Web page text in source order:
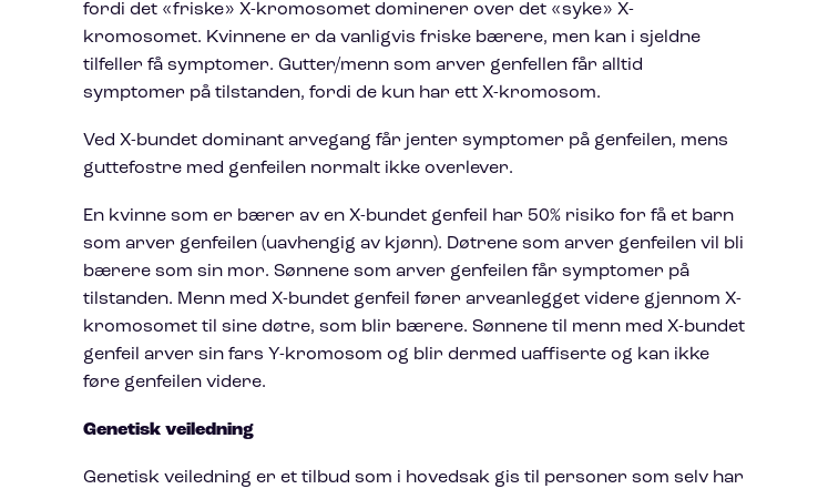
fordi det «friske» X-kromosomet dominerer over det «syke» X-
kromosomet. Kvinnene er da vanligvis friske bærere, men kan i sjeldne
tilfeller få symptomer. Gutter/menn som arver genfellen får alltid
symptomer på tilstanden, fordi de kun har ett X-kromosom.
Ved X-bundet dominant arvegang får jenter symptomer på genfeilen, mens
guttefostre med genfeilen normalt ikke overlever.
En kvinne som er bærer av en X-bundet genfeil har 50% risiko for få et barn
som arver genfeilen (uavhengig av kjønn). Døtrene som arver genfeilen vil bli
bærere som sin mor. Sønnene som arver genfeilen får symptomer på
tilstanden. Menn med X-bundet genfeil fører arveanlegget videre gjennom X-
kromosomet til sine døtre, som blir bærere. Sønnene til menn med X-bundet
genfeil arver sin fars Y-kromosom og blir dermed uaffiserte og kan ikke
føre genfeilen videre.
Genetisk veiledning
Genetisk veiledning er et tilbud som i hovedsak gis til personer som selv har